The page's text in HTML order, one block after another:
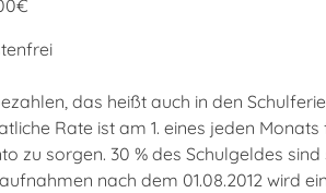
das heißt auch in den
Rate ist am 1. eines jeden
sorgen. 30 % des Schulgeldes
nach dem 01.08.2012 wird